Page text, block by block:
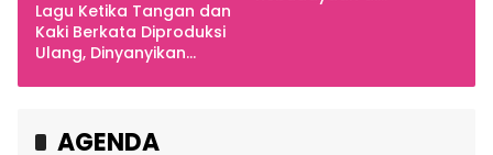
Lagu Ketika Tangan dan
Kaki Berkata Diproduksi
Ulang, Dinyanyikan
Chrisye
AGENDA